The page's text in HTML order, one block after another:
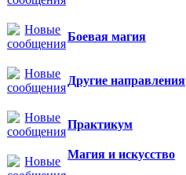
Боевая магия
Другие направления
Практикум
Магия и искусство